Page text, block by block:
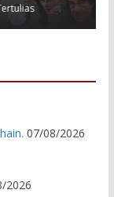
07/08/2026
2026